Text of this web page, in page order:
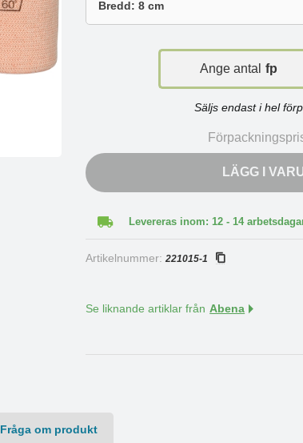
Ange antal fp
Säljs endast i hel
LÄGG I
Levereras inom: 12 - 14
Artikelnummer:221015-1
Se liknande artiklar från Abena
Fråga om produkt